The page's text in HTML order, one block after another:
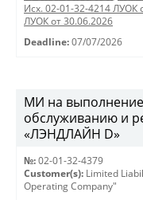
Исх. 02-01-32-4214 ЛУОК
ЛУОК от 30.06.2026
Deadline: 07/07/2026
МИ на
обслуживанию и
«ЛЭНДЛАЙН D»
№: 02-01-32-4379
Customer(s): Limited
Operating Company"